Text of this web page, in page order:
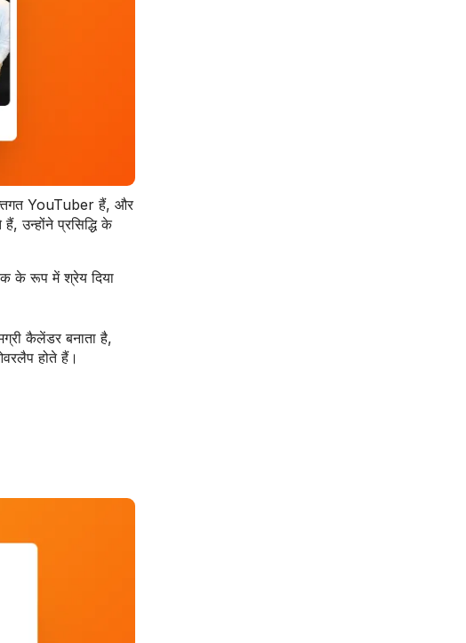
YouTuber हैं, और
उन्होंने प्रसिद्धि के
के रूप में श्रेय दिया
कैलेंडर बनाता है,
होते हैं।